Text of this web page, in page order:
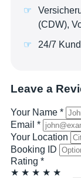
(CDW),
24/7
Leave a
Your Name *
Email *
Your Location
Booking ID
Rating *
★ ★ ★ ★ ★